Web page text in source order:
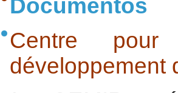
Documentos
Centre
développement